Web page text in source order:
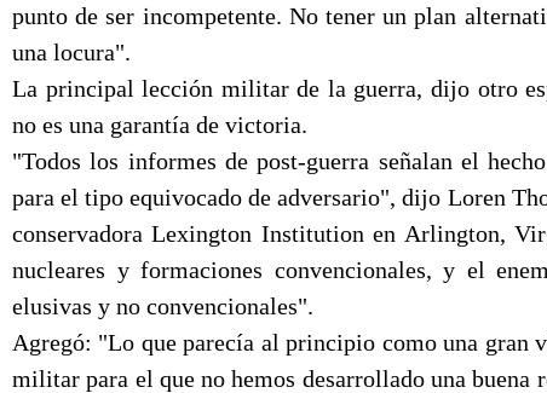
punto de ser incompetente. No tener un plan
una locura".
La principal lección militar de la guerra, dijo otro
no es una garantía de victoria.
"Todos los informes de post-guerra señalan el
para el tipo equivocado de adversario", dijo Loren
conservadora Lexington Institution en Arlington,
nucleares y formaciones convencionales, y el
elusivas y no convencionales".
Agregó: "Lo que parecía al principio como una gran
militar para el que no hemos desarrollado una buena